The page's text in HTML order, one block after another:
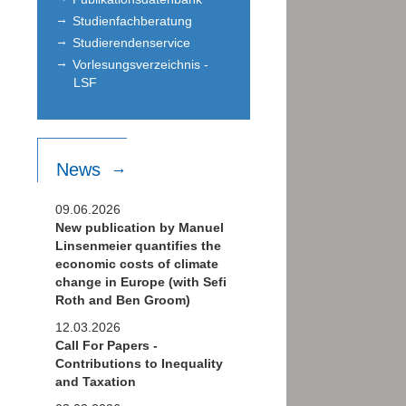
Studienfachberatung
Studierendenservice
Vorlesungsverzeichnis -
LSF
News
09.06.2026
New publication by Manuel
Linsenmeier quantifies the
economic costs of climate
change in Europe (with Sefi
Roth and Ben Groom)
12.03.2026
Call For Papers -
Contributions to Inequality
and Taxation